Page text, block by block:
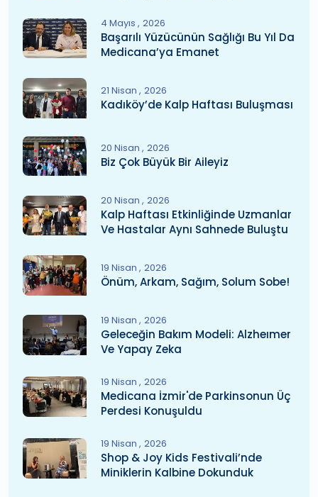
4 Mayıs 2026
Başarılı Yüzücünün Sağlığı Bu Yıl Da
Medicana’ya Emanet
21 Nisan 2026
Kadıköy’de Kalp Haftası Buluşması
20 Nisan 2026
Biz Çok Büyük Bir Aileyiz
20 Nisan 2026
Kalp Haftası Etkinliğinde Uzmanlar
Ve Hastalar Aynı Sahnede Buluştu
19 Nisan 2026
Önüm, Arkam, Sağım, Solum Sobe!
19 Nisan 2026
Geleceğin Bakım Modeli: Alzheımer
Ve Yapay Zeka
19 Nisan 2026
Medicana İzmir'de Parkinsonun Üç
Perdesi Konuşuldu
19 Nisan 2026
Shop & Joy Kids Festivali’nde
Miniklerin Kalbine Dokunduk